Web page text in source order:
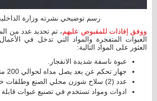
رسم توضيحي نشرته وزارة
ووفق إفادات للمقبوض عليهم، تم تحديد عدد من
العبوات المتفجرة والمواد التي تدخل في
العثور على المواد التالية:
عبوة ناسفة شديدة الانفجار.
جهاز تحكم عن بعد يصل مداه لحوالي 200 متر.
عدد (2) سلاح شوزن محلي الصنع وطلقات خاصة بهما.
ادوات ومواد تستخدم في تصنيع عبوات قابلة